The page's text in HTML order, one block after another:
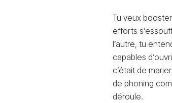
Tu veux
efforts
l’autre, tu
capables
c’était de
de phoning
déroule.